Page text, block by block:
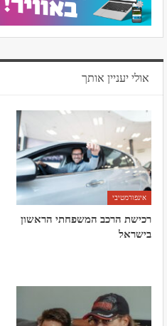
אולי יעניין אותך
אינפורמטיבי
רכישת הרכב המשפחתי הראשון
בישראל